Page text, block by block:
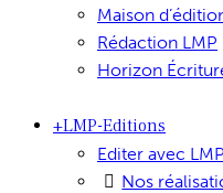
Maison
Rédaction LMP
Horizon
+LMP-Editions
Editer avec LMP
Nos